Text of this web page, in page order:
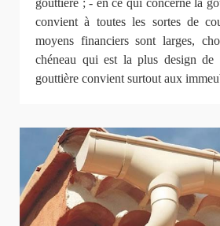
gouttière ; - en ce qui concerne la
convient à toutes les sortes de
moyens financiers sont larges,
chéneau qui est la plus design de
gouttière convient surtout aux